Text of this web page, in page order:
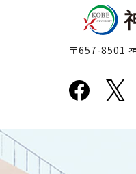
〒657-8501